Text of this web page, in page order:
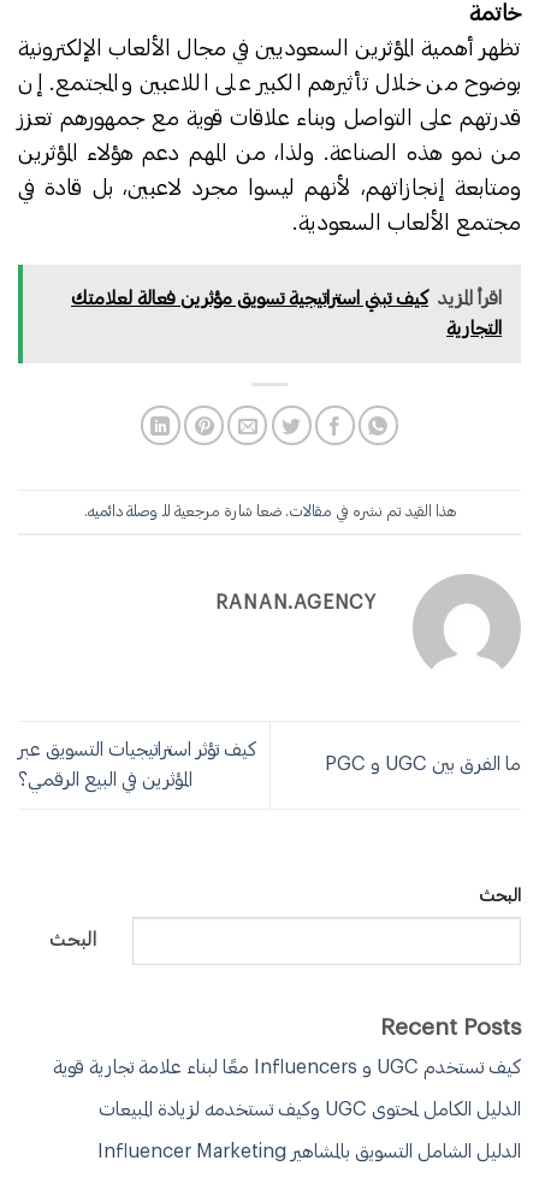
خاتمة
تظهر أهمية المؤثرين السعوديين في مجال الألعاب الإلكترونية
بوضوح من خلال تأثيرهم الكبير على اللاعبين والمجتمع. إن
قدرتهم على التواصل وبناء علاقات قوية مع جمهورهم تعزز
من نمو هذه الصناعة. ولذا، من المهم دعم هؤلاء المؤثرين
ومتابعة إنجازاتهم، لأنهم ليسوا مجرد لاعبين، بل قادة في
مجتمع الألعاب السعودية.
اقرأ المزيد كيف تبني استراتيجية تسويق مؤثرين فعالة لعلامتك
التجارية
هذا القيد تم نشره في مقالات. ضعا شارة مرجعية للـ وصلة دائميه.
RANAN.AGENCY
ما الفرق بين UGC و PGC
كيف تؤثر استراتيجيات التسويق عبر
المؤثرين في البيع الرقمي؟
البحث
البحث
Recent Posts
كيف تستخدم UGC و Influencers معًا لبناء علامة تجارية قوية
الدليل الكامل لمحتوى UGC وكيف تستخدمه لزيادة المبيعات
الدليل الشامل التسويق بالمشاهير Influencer Marketing